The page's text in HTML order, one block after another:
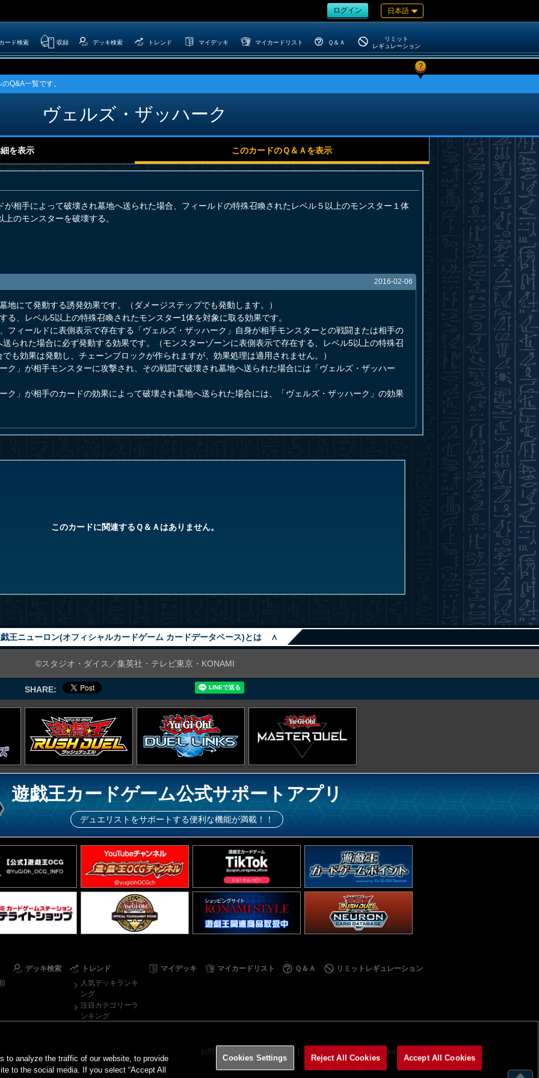
ログイン 日本語
ード検索 収録 デッキ検索 トレンド マイデッキ マイカードリスト Ｑ＆Ａ
リミット
レギュレーション
?
Q&A一覧です。
ヴェルズ・ザッハーク
を表示 このカードのＱ＆Ａを表示
相手によって破壊され墓地へ送られた場合、フィールドの特殊召喚されたレベル５以上のモンスター１体
のモンスターを破壊する。
2016-02-06
地にて発動する誘発効果です。（ダメージステップでも発動します。）
る、レベル5以上の特殊召喚されたモンスター1体を対象に取る効果です。
フィールドに表側表示で存在する「ヴェルズ・ザッハーク」自身が相手モンスターとの戦闘または相手の
られた場合に必ず発動する効果です。（モンスターゾーンに表側表示で存在する、レベル5以上の特殊召
も効果は発動し、チェーンブロックが作られますが、効果処理は適用されません。）
ク」が相手モンスターに攻撃され、その戦闘で破壊され墓地へ送られた場合には「ヴェルズ・ザッハー
ク」が相手のカードの効果によって破壊され墓地へ送られた場合には、「ヴェルズ・ザッハーク」の効果
このカードに関連するＱ＆Ａはありません。
王ニューロン(オフィシャルカードゲーム カードデータベース)とは ∧
©スタジオ・ダイス／集英社・テレビ東京・KONAMI
SHARE:
遊戯王カードゲーム公式サポートアプリ
デュエリストをサポートする便利な機能が満載！！
デッキ検索
トレンド
人気デッキランキ
ング
注目カテゴリーラ
ンキング
マイデッキ マイカードリスト Ｑ＆Ａ リミットレギュレーション
お問い合わせ Cookies Settings
to analyze the traffic of our website, to provide
to the social media. If you select “Accept All
Cookies Settings Reject All Cookies Accept All Cookies